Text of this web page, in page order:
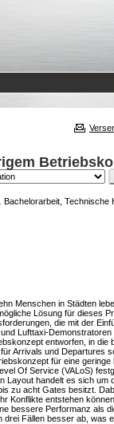
Bachelorarbeit, Technische
Menschen in Städten
Lösung für dieses
die mit der
Lufttaxi-
entworfen, in die
Arrivals und Departures
für eine geringe
Of Service (VALoS)
Layout handelt es sich um
zu acht Gates besitzt.
Konflikte entstehen
bessere Performanz als
Fällen besser ab, was